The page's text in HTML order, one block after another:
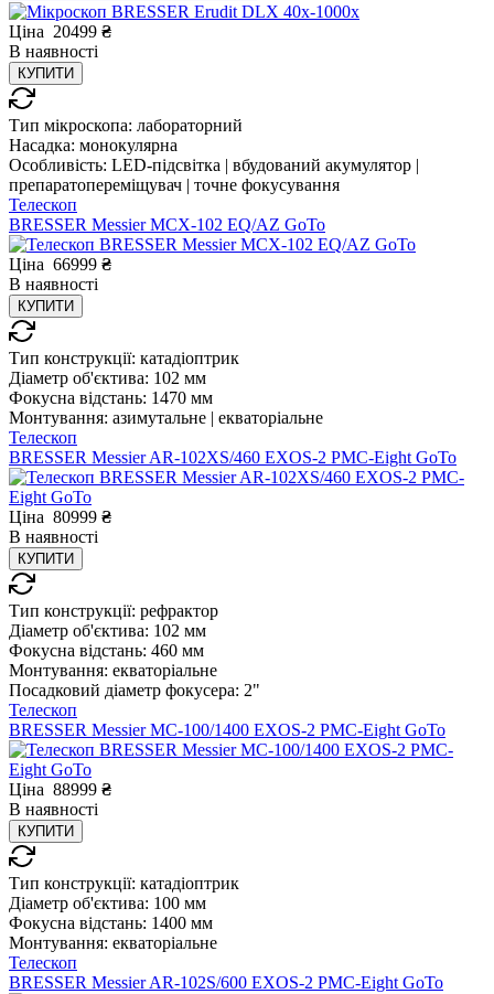
Ціна 20499 ₴
В наявності
КУПИТИ
Тип мікроскопа: лабораторний
Насадка: монокулярна
Особливість: LED-підсвітка | вбудований акумулятор |
препаратопереміщувач | точне фокусування
Телескоп
BRESSER Messier МСX-102 EQ/AZ GoTo
Ціна 66999 ₴
В наявності
КУПИТИ
Тип конструкції: катадіоптрик
Діаметр об'єктива: 102 мм
Фокусна відстань: 1470 мм
Монтування: азимутальне | екваторіальне
Телескоп
BRESSER Messier AR-102XS/460 EXOS-2 PMC-Eight GoTo
Ціна 80999 ₴
В наявності
КУПИТИ
Тип конструкції: рефрактор
Діаметр об'єктива: 102 мм
Фокусна відстань: 460 мм
Монтування: екваторіальне
Посадковий діаметр фокусера: 2"
Телескоп
BRESSER Messier МС-100/1400 EXOS-2 PMC-Eight GoTo
Ціна 88999 ₴
В наявності
КУПИТИ
Тип конструкції: катадіоптрик
Діаметр об'єктива: 100 мм
Фокусна відстань: 1400 мм
Монтування: екваторіальне
Телескоп
BRESSER Messier AR-102S/600 EXOS-2 PMC-Eight GoTo